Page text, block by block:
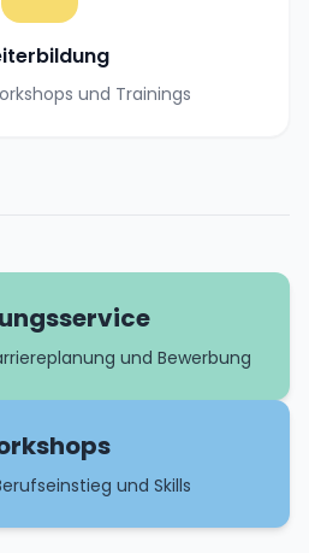
und Trainings
und Bewerbung
und Skills